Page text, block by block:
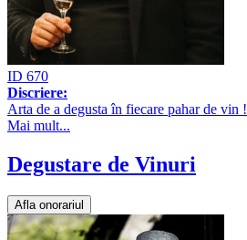
ID 670
Discriere:
Arta de a degusta în fiecare pahar de vin !
Mai mult...
Degustare de Vinuri
Afla onorariul